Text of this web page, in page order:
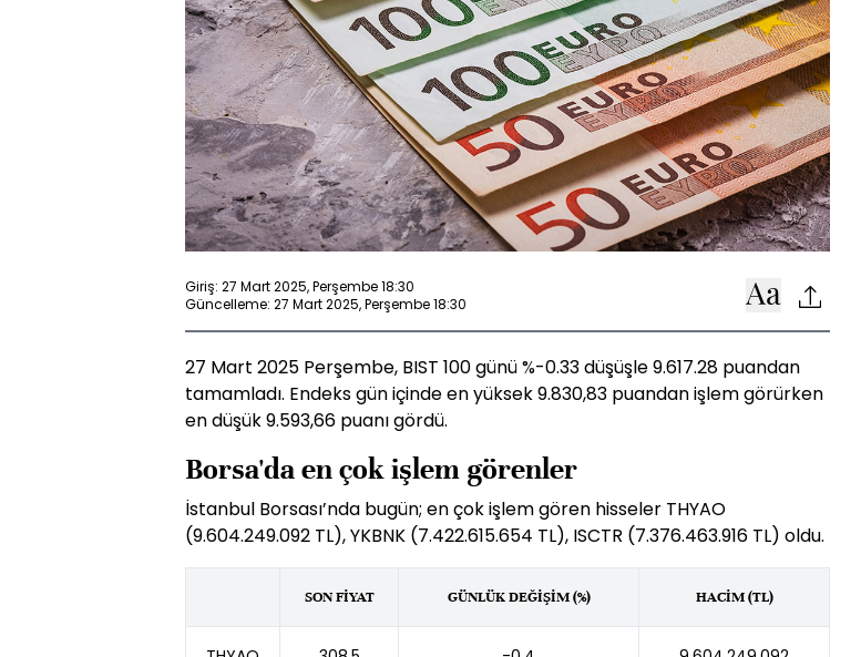
Giriş: 27 Mart 2025, Perşembe 18:30
Güncelleme: 27 Mart 2025, Perşembe 18:30
27 Mart 2025 Perşembe, BIST 100 günü %-0.33 düşüşle 9.617.28 puandan
tamamladı. Endeks gün içinde en yüksek 9.830,83 puandan işlem görürken
en düşük 9.593,66 puanı gördü.
Borsa'da en çok işlem görenler
İstanbul Borsası’nda bugün; en çok işlem gören hisseler THYAO
(9.604.249.092 TL), YKBNK (7.422.615.654 TL), ISCTR (7.376.463.916 TL) oldu.
SON FİYAT GÜNLÜK DEĞİŞİM (%) HACİM (TL)